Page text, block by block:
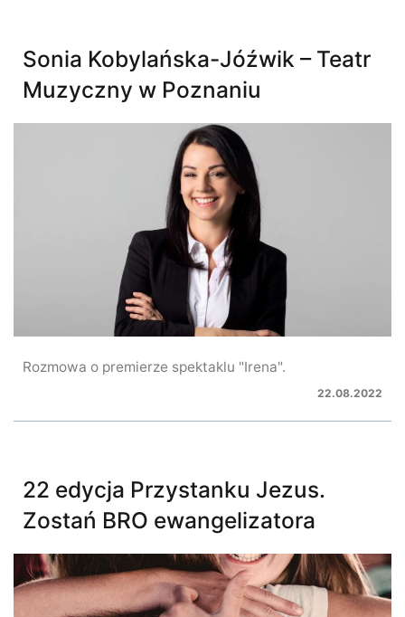
Sonia Kobylańska-Jóźwik – Teatr
Muzyczny w Poznaniu
Rozmowa o premierze spektaklu "Irena".
22.08.2022
22 edycja Przystanku Jezus.
Zostań BRO ewangelizatora